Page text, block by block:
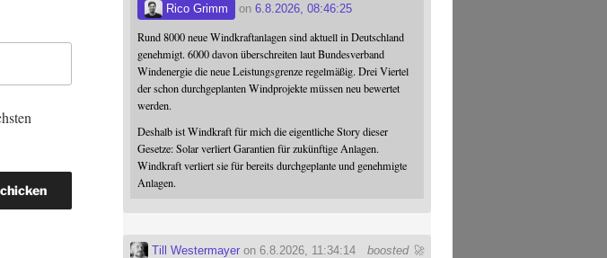
Rico Grimm on6.8.2026, 08:46:25
Rund 8000 neue Windkraftanlagen sind aktuell in Deutschland
genehmigt. 6000 davon überschreiten laut Bundesverband
Windenergie die neue Leistungsgrenze regelmäßig. Drei Viertel
der schon durchgeplanten Windprojekte müssen neu bewertet
werden.
Deshalb ist Windkraft für mich die eigentliche Story dieser
Gesetze: Solar verliert Garantien für zukünftige Anlagen.
Windkraft verliert sie für bereits durchgeplante und genehmigte
Anlagen.
boosted 🚀
Till Westermayer on 6.8.2026, 11:34:14